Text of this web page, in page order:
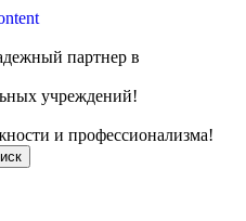
партнер в
учреждений!
и профессионализма!